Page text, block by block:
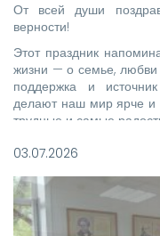
От всей души
верности!
Этот праздник
жизни — о семье,
поддержка и
делают наш мир ярче и
трудные и самые
03.07.2026